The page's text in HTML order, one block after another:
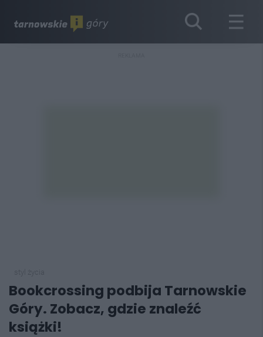
Bookcrossing podbija Tarnowskie
Góry. Zobacz, gdzie znaleźć
książki!